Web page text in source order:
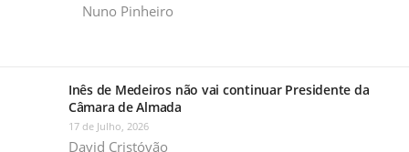
Nuno Pinheiro
Inês de Medeiros não vai continuar Presidente da
Câmara de Almada
17 de Julho, 2026
David Cristóvão